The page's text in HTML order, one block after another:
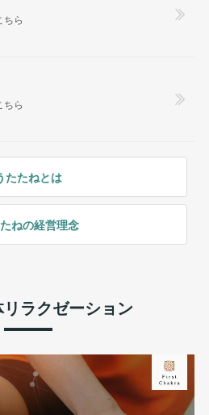
ちら
ちら
たたねとは
ねの経営理念
ラクゼーション